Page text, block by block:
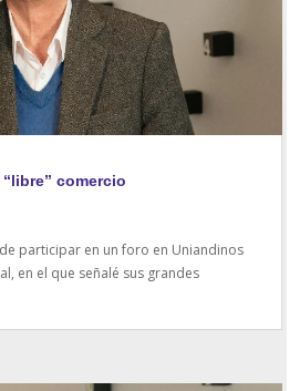
comercio
participar en un foro en Uniandinos
en el que señalé sus grandes